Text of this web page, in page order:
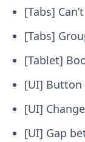
[Tabs]
[Tabs]
[Tablet]
[UI] Button
[UI]
[UI] Gap